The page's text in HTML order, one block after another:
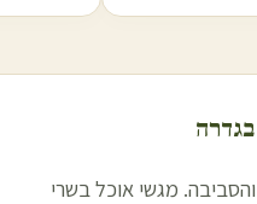
גדרה
מגשי אוכל בשרי